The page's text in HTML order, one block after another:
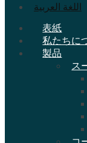
اللغة العربية
表紙
私たちに
製品
ス